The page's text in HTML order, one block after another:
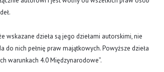
wskazane dzieła są jego dziełami autorskimi, nie
nich pełnię praw majątkowych. Powyższe dzieła
warunkach 4.0 Międzynarodowe”.